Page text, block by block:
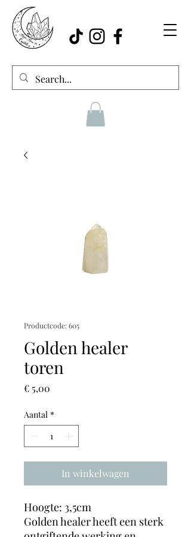
Productcode: 605
Golden healer
toren
€ 5,00
Aantal *
In winkelwagen
Hoogte: 3,5cm
Golden healer heeft een sterk